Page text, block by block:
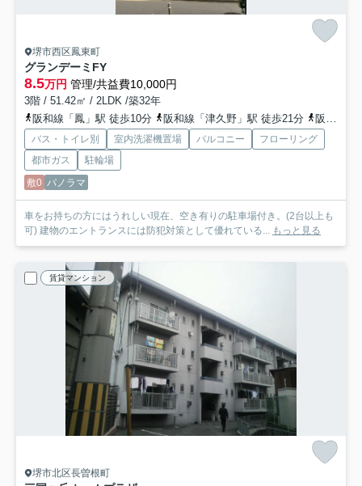
堺市西区鳳東町
グランデーミFY
8.5万円 管理/共益費10,000円
3階 / 51.42㎡ / 2LDK /築32年
阪和線「鳳」駅 徒歩10分
阪和線「津久野」駅 徒歩21分 阪和線「富木」駅 徒歩25分
バス・トイレ別 室内洗濯機置場 バルコニー
フローリング
都市ガス
駐輪場
敷0 パノラマ
車をお持ちの方にはうれしい現在、空き有りの駐車場付き。(2台以上も
可) 建物のエントランスには防犯対策として優れている... もっと見る
賃貸マンション
堺市北区長曽根町